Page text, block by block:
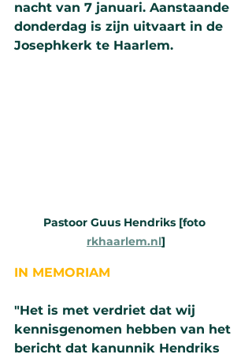
nacht van 7 januari. Aanstaande
donderdag is zijn uitvaart in de
Josephkerk te Haarlem.
Pastoor Guus Hendriks [foto
rkhaarlem.nl]
IN MEMORIAM
"Het is met verdriet dat wij
kennisgenomen hebben van het
bericht dat kanunnik Hendriks